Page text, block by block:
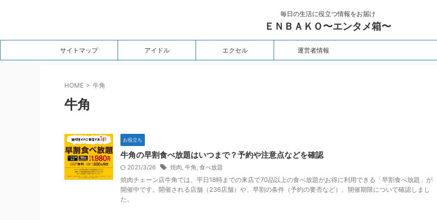
毎日の生活に役立つ情報をお届け
ＥＮＢＡＫＯ〜エンタメ箱〜
サイトマップ アイドル エクセル 運営者情報
HOME > 牛角
牛角
お役立ち
牛角の早割食べ放題はいつまで？予約や注意点などを確認
2021/3/26 焼肉, 牛角 , 食べ放題
焼肉チェーン店牛角では、平日18時までの来店で70品以上の食べ放題がお得に利用できる「早割食べ放題」が
開催中です。開催される店舗（236店舗）や、早割の条件（予約の要否など）、開催期限について確認しまし
た。